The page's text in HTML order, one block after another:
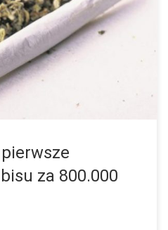
Niemczech bardzo ważną i
legalizacji marihuany.
koalicja. Teraz plany stają
opieki […]
za 800.000